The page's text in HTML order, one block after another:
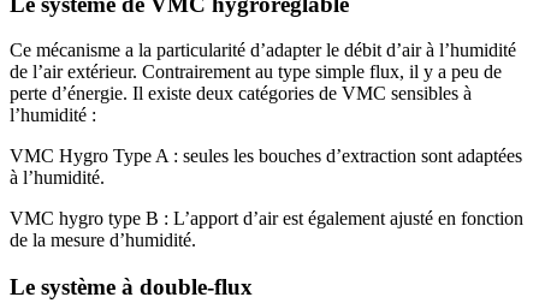
Ce mécanisme a la particularité d’adapter le débit d’air à l’humidité
de l’air extérieur. Contrairement au type simple flux, il y a peu de
perte d’énergie. Il existe deux catégories de VMC sensibles à
l’humidité :
VMC Hygro Type A : seules les bouches d’extraction sont adaptées
à l’humidité.
VMC hygro type B : L’apport d’air est également ajusté en fonction
de la mesure d’humidité.
Le système à double-flux